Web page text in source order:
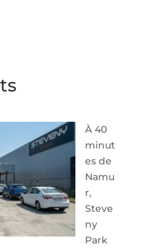
À 40
minut
es de
Namu
r,
Steve
ny
Park